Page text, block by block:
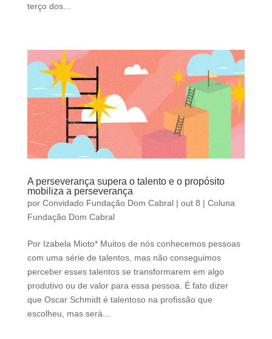
terço dos...
A perseverança supera o talento e o propósito
mobiliza a perseverança
por Convidado Fundação Dom Cabral| out 8 | Coluna
Fundação Dom Cabral
Por Izabela Mioto* Muitos de nós conhecemos pessoas
com uma série de talentos, mas não conseguimos
perceber esses talentos se transformarem em algo
produtivo ou de valor para essa pessoa. É fato dizer
que Oscar Schmidt é talentoso na profissão que
escolheu, mas será...